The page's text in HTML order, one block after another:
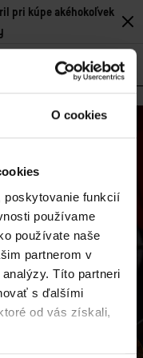
O cookies
poskytovanie funkcií
používame
používate naše
partnerom v
Títo partneri
s ďalšími
od vás získali,
Search
pri kúpe akéhokoľvek
komunite
majstrov grilovania,
v prírode.
Prihlásiť sa
Stephen Deutschland
dostával exkluzívny obsah
podujatia a
ktoré som poskytol pri